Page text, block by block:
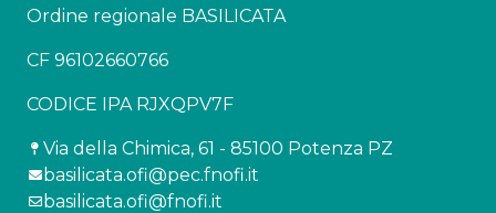
Ordine regionale BASILICATA
CF 96102660766
CODICE IPA RJXQPV7F
Via della Chimica, 61 - 85100 Potenza PZ
basilicata.ofi@pec.fnofi.it
basilicata.ofi@fnofi.it